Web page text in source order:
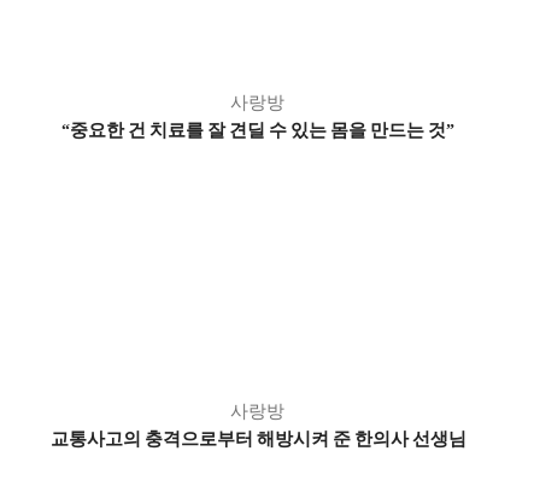
사랑방
“중요한 건 치료를 잘 견딜 수 있는 몸을 만드는 것”
사랑방
교통사고의 충격으로부터 해방시켜 준 한의사 선생님